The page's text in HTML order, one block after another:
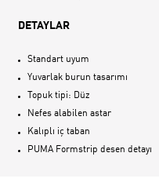
DETAYLAR
Standart uyum
Yuvarlak burun tasarımı
Topuk tipi: Düz
Nefes alabilen astar
Kalıplı iç taban
PUMA Formstrip desen detayı